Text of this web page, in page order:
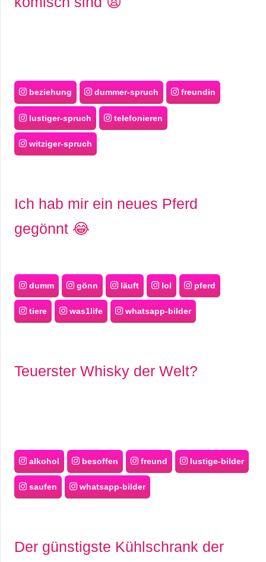
beziehung dummer-spruch freundin
lustiger-spruch telefonieren
witziger-spruch
Ich hab mir ein neues Pferd
gegönnt 😂
dumm gönn läuft lol pferd
tiere was1life whatsapp-bilder
Teuerster Whisky der Welt?
alkohol besoffen freund lustige-bilder
saufen whatsapp-bilder
Der günstigste Kühlschrank der